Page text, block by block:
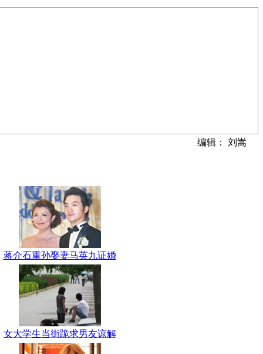
编辑： 刘嵩
蒋介石重孙娶妻马英九证婚
女大学生当街跪求男友谅解